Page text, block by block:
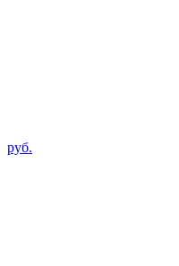
руб.